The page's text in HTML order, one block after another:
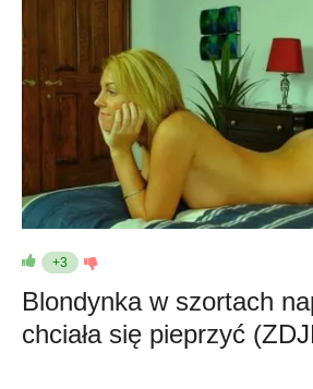
+3
Blondynka w szortach
chciała się pieprzyć